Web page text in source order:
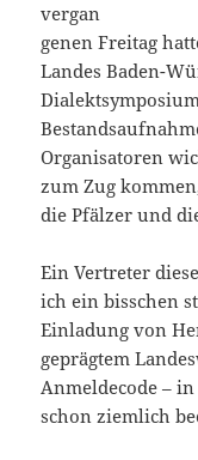
vergan
genen Freitag
Landes Baden-
Organisatoren
zum Zug
die Pfälzer und
Ein Vertreter
ich ein bisschen
Einladung von
geprägtem
Anmeldecode –
schon ziemlich